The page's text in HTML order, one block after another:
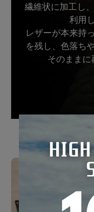
繊維状に加工し
利用
レザーが本来持
を残し、色落ち
そのままに